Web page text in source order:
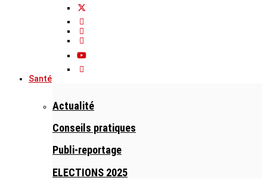
Santé
Actualité
Conseils pratiques
Publi-reportage
ELECTIONS 2025